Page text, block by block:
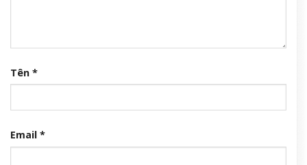
Tên *
Email *